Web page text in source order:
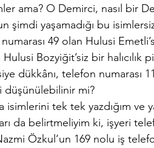
ama? O Demirci, nasıl bir
şimdi yaşamadığı bu
49 olan Hulusi
Bozyiğit’siz bir halıcılık
dükkânı, telefon numarası
düşünülebilinir mi?
isimlerini tek tek yazdığım ve
da belirtmeliyim ki, işyeri
Özkul’un 169 nolu iş